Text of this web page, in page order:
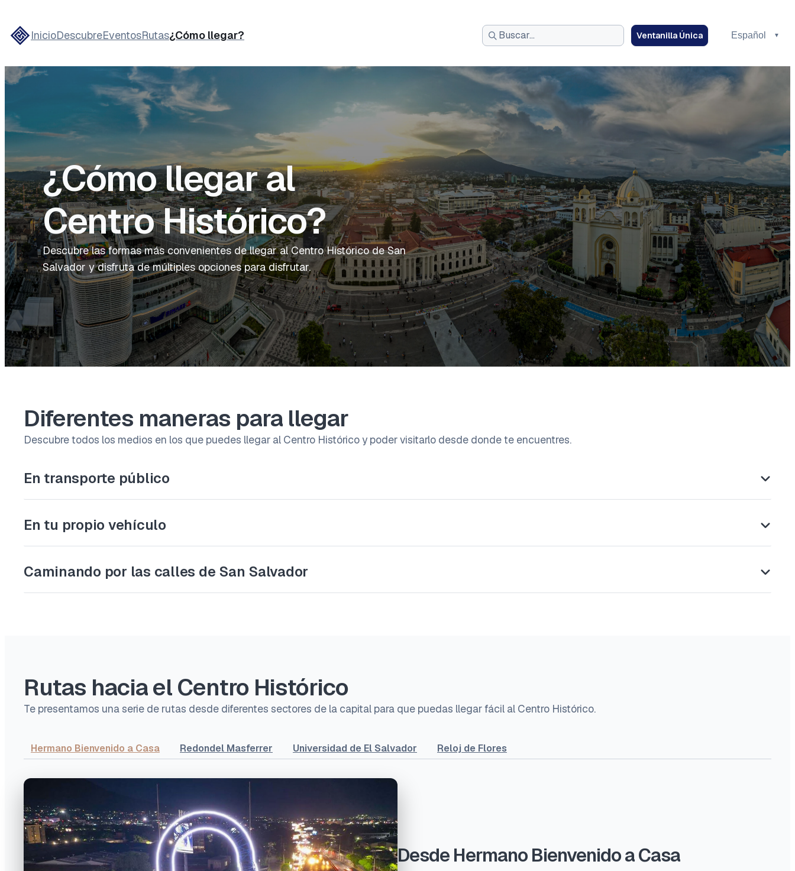
InicioDescubreEventosRutas¿Cómo llegar?
Ventanilla Única
¿Cómo llegar al
Centro Histórico?
Descubre las formas más convenientes de llegar al Centro Histórico de San
Salvador y disfruta de múltiples opciones para disfrutar.
Diferentes maneras para llegar
Descubre todos los medios en los que puedes llegar al Centro Histórico y poder visitarlo desde donde te encuentres.
En transporte público
En tu propio vehículo
Caminando por las calles de San Salvador
Rutas hacia el Centro Histórico
Te presentamos una serie de rutas desde diferentes sectores de la capital para que puedas llegar fácil al Centro Histórico.
Hermano Bienvenido a Casa Redondel Masferrer Universidad de El Salvador Reloj de Flores
Desde Hermano Bienvenido a Casa